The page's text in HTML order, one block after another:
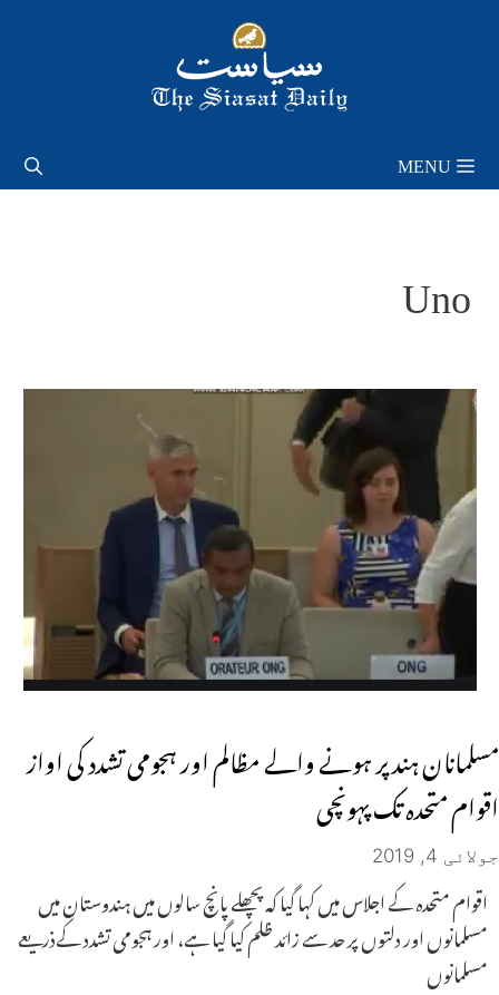
MENU
Uno
مسلمانان ہند پر ہونے والے مظالم اور ہجومی تشدد کی اواز
اقوام متحدہ تک پہونچی
جولائی 4, 2019
اقوام متحدہ کے اجلاس میں کہا گیا کہ پچھلے پانچ سالوں میں ہندوستان میں
مسلمانوں اور دلتوں پر حد سے زائد ظلم کیا گیا ہے، اور ہجومی تشدد کےذریعے
مسلمانوں